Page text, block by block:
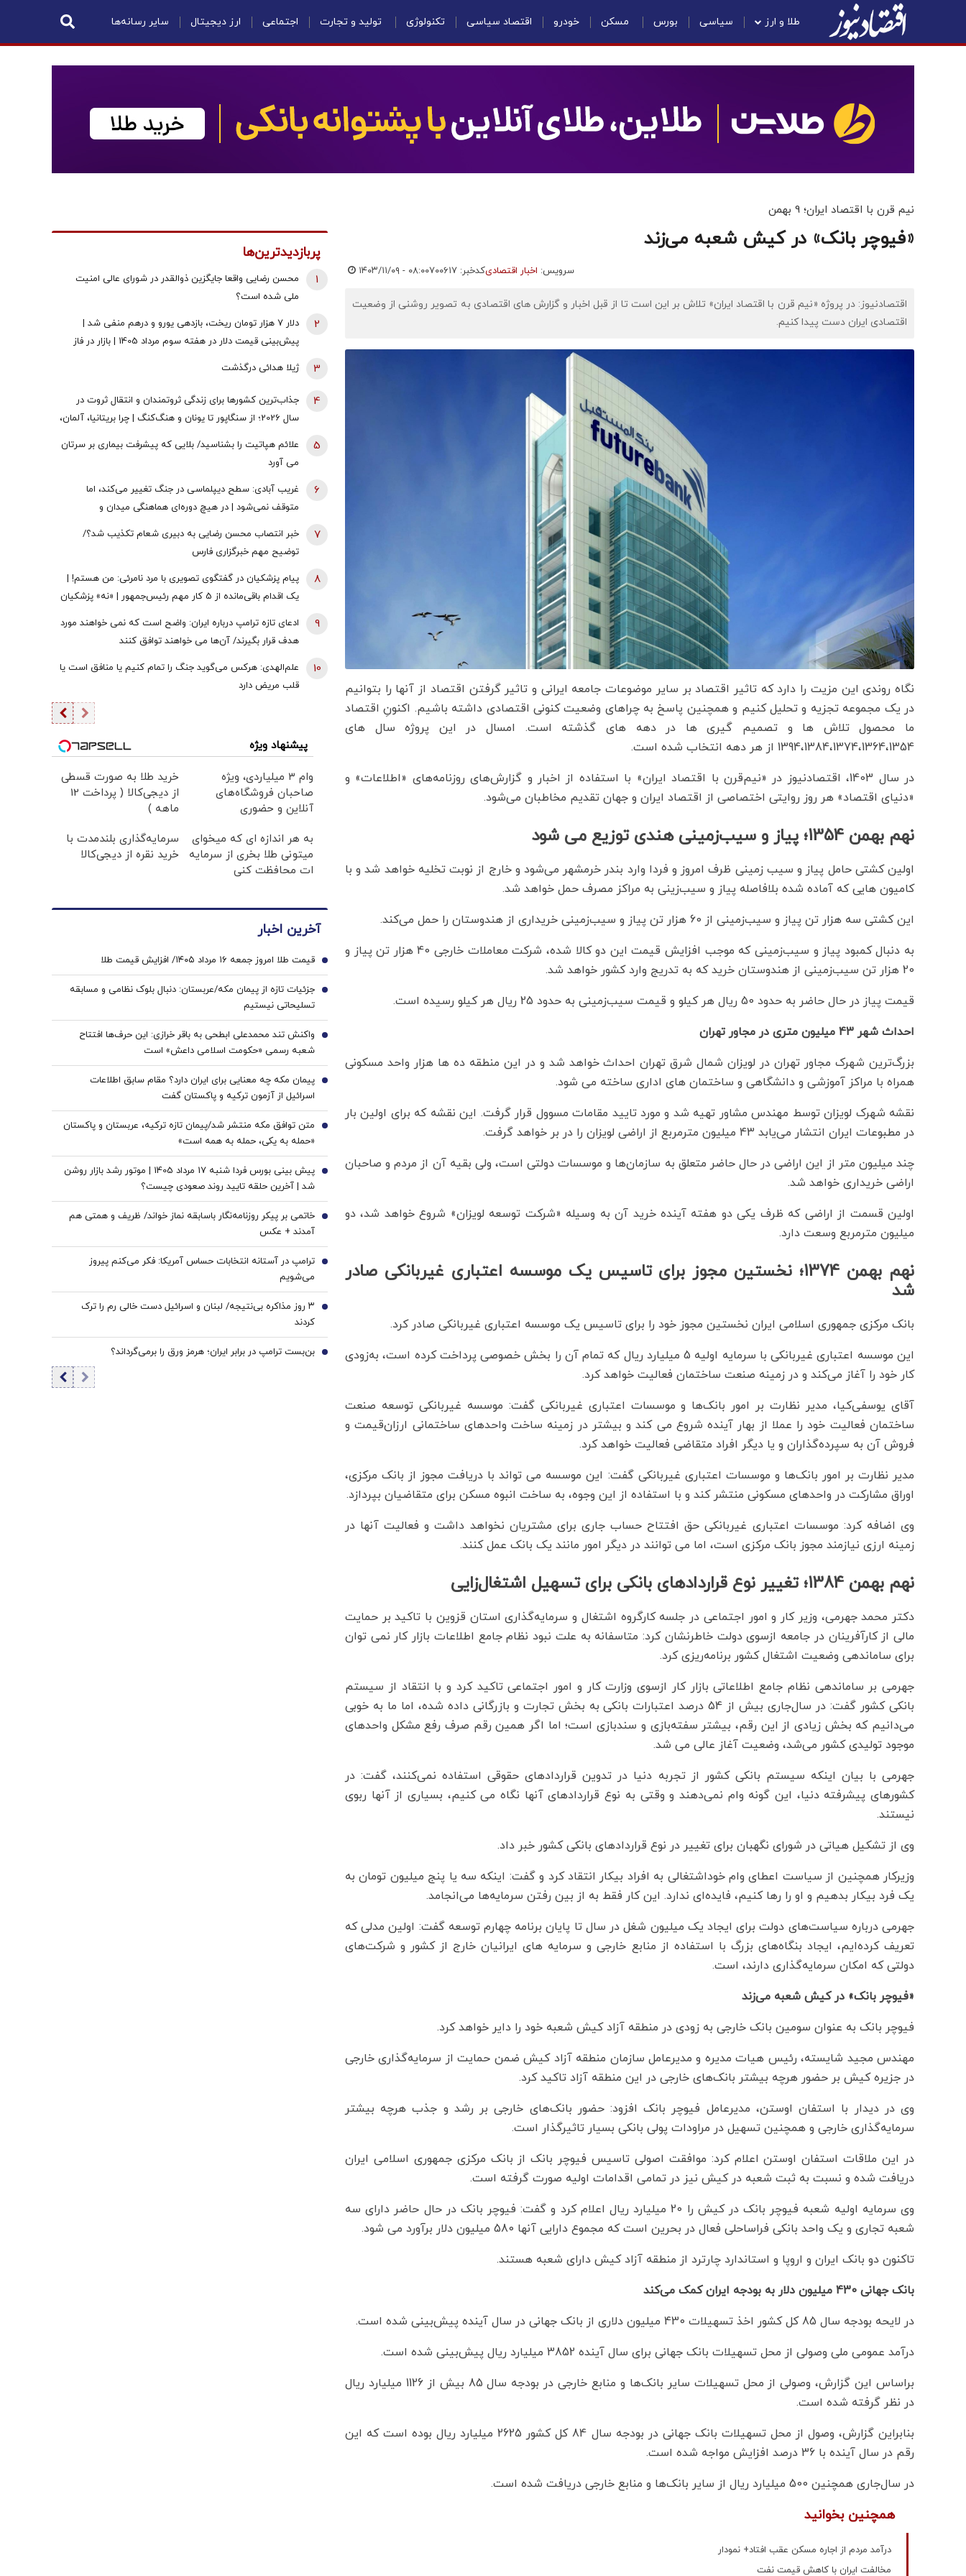
طلا و ارز سیاسی بورس مسکن خودرو اقتصاد سیاسی تکنولوژی تولید و تجارت اجتماعی ارز دیجیتال سایر رسانه‌ها
نیم قرن با اقتصاد ایران؛ 9 بهمن
«فیوچر بانک» در کیش شعبه می‌زند
سرویس: اخبار اقتصادیکدخبر: ۷۰۰۶۱۷ ۱۴۰۳/۱۱/۰۹ - ۰۸:۰۰
اقتصادنیوز: در پروژه «نیم قرن با اقتصاد ایران» تلاش بر این است تا از قبل اخبار و گزارش های اقتصادی به تصویر روشنی از وضعیت
اقتصادی ایران دست پیدا کنیم.
نگاه روندی این مزیت را دارد که تاثیر اقتصاد بر سایر موضوعات جامعه ایرانی و تاثیر گرفتن اقتصاد از آنها را بتوانیم
در یک مجموعه تجزیه و تحلیل کنیم و همچنین پاسخ به چراهای وضعیت کنونی اقتصادی داشته باشیم. اکنونِ اقتصاد
ما محصول تلاش ها و تصمیم گیری ها در دهه های گذشته است. امسال در این پروژه سال های
1394،1384،1374،1364،1354 از هر دهه انتخاب شده است.
در سال 1403، اقتصادنیوز در «نیم‌قرن با اقتصاد ایران» با استفاده از اخبار و گزارش‌های روزنامه‌های «اطلاعات» و
«دنیای اقتصاد» هر روز روایتی اختصاصی از اقتصاد ایران و جهان تقدیم مخاطبان می‌شود.
نهم بهمن 1354؛ پیاز و سیب‌زمینی هندی توزیع می شود
اولین کشتی حامل پیاز و سیب زمینی ظرف امروز و فردا وارد بندر خرمشهر می‌شود و خارج از نوبت تخلیه خواهد شد و با
کامیون هایی که آماده شده بلافاصله پیاز و سیب‌زینی به مراکز مصرف حمل خواهد شد.
این کشتی سه هزار تن پیاز و سیب‌زمینی از 60 هزار تن پیاز و سیب‌زمینی خریداری از هندوستان را حمل می‌کند.
به دنبال کمبود پیاز و سیب‌زمینی که موجب افزایش قیمت این دو کالا شده، شرکت معاملات خارجی 40 هزار تن پیاز و
20 هزار تن سیب‌زمینی از هندوستان خرید که به تدریج وارد کشور خواهد شد.
قیمت پیاز در حال حاضر به حدود 50 ریال هر کیلو و قیمت سیب‌زمینی به حدود 25 ریال هر کیلو رسیده است.
احداث شهر 43 میلیون متری در مجاور تهران
بزرگ‌ترین شهرک مجاور تهران در لویزان شمال شرق تهران احداث خواهد شد و در این منطقه ده ها هزار واحد مسکونی
همراه با مراکز آموزشی و دانشگاهی و ساختمان های اداری ساخته می شود.
نقشه شهرک لویزان توسط مهندس مشاور تهیه شد و مورد تایید مقامات مسوول قرار گرفت. این نقشه که برای اولین بار
در مطبوعات ایران انتشار می‌یابد 43 میلیون مترمربع از اراضی لویزان را در بر خواهد گرفت.
چند میلیون متر از این اراضی در حال حاضر متعلق به سازمان‌ها و موسسات دولتی است، ولی بقیه آن از مردم و صاحبان
اراضی خریداری خواهد شد.
اولین قسمت از اراضی که ظرف یکی دو هفته آینده خرید آن به وسیله «شرکت توسعه لویزان» شروع خواهد شد، دو
میلیون مترمربع وسعت دارد.
نهم بهمن 1374؛ نخستین مجوز برای تاسیس یک موسسه اعتباری غیربانکی صادر
شد
بانک مرکزی جمهوری اسلامی ایران نخستین مجوز خود را برای تاسیس یک موسسه اعتباری غیربانکی صادر کرد.
این موسسه اعتباری غیربانکی با سرمایه اولیه 5 میلیارد ریال که تمام آن را بخش خصوصی پرداخت کرده است، به‌زودی
کار خود را آغاز می‌کند و در زمینه صنعت ساختمان فعالیت خواهد کرد.
آقای یوسفی‌کیا، مدیر نظارت بر امور بانک‌ها و موسسات اعتباری غیربانکی گفت: موسسه غیربانکی توسعه صنعت
ساختمان فعالیت خود را عملا از بهار آینده شروع می کند و بیشتر در زمینه ساخت واحدهای ساختمانی ارزان‌قیمت و
فروش آن به سپرده‌گذاران و یا دیگر افراد متقاضی فعالیت خواهد کرد.
مدیر نظارت بر امور بانک‌ها و موسسات اعتباری غیربانکی گفت: این موسسه می تواند با دریافت مجوز از بانک مرکزی،
اوراق مشارکت در واحدهای مسکونی منتشر کند و با استفاده از این وجوه، به ساخت انبوه مسکن برای متقاضیان بپردازد.
وی اضافه کرد: موسسات اعتباری غیربانکی حق افتتاح حساب جاری برای مشتریان نخواهد داشت و فعالیت آنها در
زمینه ارزی نیازمند مجوز بانک مرکزی است، اما می توانند در دیگر امور مانند یک بانک عمل کنند.
نهم بهمن 1384؛ تغییر نوع قراردادهای بانکی برای تسهیل اشتغال‌زایی
دکتر محمد جهرمی، وزیر کار و امور اجتماعی در جلسه کارگروه اشتغال و سرمایه‌گذاری استان قزوین با تاکید بر حمایت
مالی از کارآفرینان در جامعه ازسوی دولت خاطرنشان کرد: متاسفانه به علت نبود نظام جامع اطلاعات بازار کار نمی توان
برای ساماندهی وضعیت اشتغال کشور برنامه‌ریزی کرد.
جهرمی بر ساماندهی نظام جامع اطلاعاتی بازار کار ازسوی وزارت کار و امور اجتماعی تاکید کرد و با انتقاد از سیستم
بانکی کشور گفت: در سال‌جاری بیش از 54 درصد اعتبارات بانکی به بخش تجارت و بازرگانی داده شده،‌ اما ما به خوبی
می‌دانیم که بخش زیادی از این رقم، بیشتر سفته‌بازی و سندبازی است؛ اما اگر همین رقم صرف رفع مشکل واحدهای
موجود تولیدی کشور می‌شد، وضعیت آغاز عالی می شد.
جهرمی با بیان اینکه سیستم بانکی کشور از تجربه دنیا در تدوین قراردادهای حقوقی استفاده نمی‌کنند، گفت: در
کشورهای پیشرفته دنیا، این گونه وام نمی‌دهند و وقتی به نوع قراردادهای آنها نگاه می کنیم، بسیاری از آنها ربوی
نیستند.
وی از تشکیل هیاتی در شورای نگهبان برای تغییر در نوع قراردادهای بانکی کشور خبر داد.
وزیرکار همچنین از سیاست اعطای وام خوداشتغالی به افراد بیکار انتقاد کرد و گفت: اینکه سه یا پنج میلیون تومان به
یک فرد بیکار بدهیم و او را رها کنیم، فایده‌ای ندارد. این کار فقط به از بین رفتن سرمایه‌ها می‌انجامد.
جهرمی درباره سیاست‌های دولت برای ایجاد یک میلیون شغل در سال تا پایان برنامه چهارم توسعه گفت: اولین مدلی که
تعریف کرده‌ایم، ایجاد بنگاه‌های بزرگ با استفاده از منابع خارجی و سرمایه های ایرانیان خارج از کشور و شرکت‌های
دولتی که امکان سرمایه‌گذاری دارند، است.
«فیوچر بانک» در کیش شعبه می‌زند
فیوچر بانک به عنوان سومین بانک خارجی به زودی در منطقه آزاد کیش شعبه خود را دایر خواهد کرد.
مهندس مجید شایسته، رئیس هیات مدیره و مدیرعامل سازمان منطقه آزاد کیش ضمن حمایت از سرمایه‌گذاری خارجی
در جزیره کیش بر حضور هرچه بیشتر بانک‌های خارجی در این منطقه آزاد تاکید کرد.
وی در دیدار با استفان اوستن، مدیرعامل فیوچر بانک افزود: حضور بانک‌های خارجی بر رشد و جذب هرچه بیشتر
سرمایه‌گذاری خارجی و همچنین تسهیل در مراودات پولی بانکی بسیار تاثیرگذار است.
در این ملاقات استفان اوستن اعلام کرد: موافقت اصولی تاسیس فیوچر بانک از بانک مرکزی جمهوری اسلامی ایران
دریافت شده و نسبت به ثبت شعبه در کیش نیز در تمامی اقدامات اولیه صورت گرفته است.
وی سرمایه اولیه شعبه فیوچر بانک در کیش را 20 میلیارد ریال اعلام کرد و گفت: فیوچر بانک در حال حاضر دارای سه
شعبه تجاری و یک واحد بانکی فراساحلی فعال در بحرین است که مجموع دارایی‌ آنها 580 میلیون دلار برآورد می شود.
تاکنون دو بانک ایران و اروپا و استاندارد چارترد از منطقه آزاد کیش دارای شعبه هستند.
بانک جهانی 430 میلیون دلار به بودجه ایران کمک می‌کند
در لایحه بودجه سال 85 کل کشور اخذ تسهیلات 430 میلیون دلاری از بانک جهانی در سال آینده پیش‌بینی شده است.
درآمد عمومی ملی وصولی از محل تسهیلات بانک جهانی برای سال آینده 3852 میلیارد ریال پیش‌بینی شده است.
براساس این گزارش، وصولی از محل تسهیلات سایر بانک‌ها و منابع خارجی در بودجه سال 85 بیش از 1126 میلیارد ریال
در نظر گرفته شده است.
بنابراین گزارش، وصول از محل تسهیلات بانک جهانی در بودجه سال 84 کل کشور 2625 میلیارد ریال بوده است که این
رقم در سال آینده با 36 درصد افزایش مواجه شده است.
در سال‌جاری همچنین 500 میلیارد ریال از سایر بانک‌ها و منابع خارجی دریافت شده است.
همچنین بخوانید
درآمد مردم از اجاره مسکن عقب افتاد+ نمودار
مخالفت ایران با کاهش قیمت نفت
پربازدیدترین‌ها
محسن رضایی واقعا جایگزین ذوالقدر در شورای عالی امنیت
ملی شده است؟
1
دلار ۷ هزار تومان ریخت، بازدهی یورو و درهم منفی شد |
پیش‌بینی قیمت دلار در هفته سوم مرداد 1405 | بازار در فاز
2
ژیلا هدائی درگذشت 3
جذاب‌ترین کشورها برای زندگی ثروتمندان و انتقال ثروت در
سال 2026؛ از سنگاپور تا یونان و هنگ‌کنگ | چرا بریتانیا، آلمان،
هستند؟
4
علائم هپاتیت را بشناسید/ بلایی که پیشرفت بیماری بر سرتان
می آورد
5
غریب آبادی: سطح دیپلماسی در جنگ تغییر می‌کند، اما
متوقف نمی‌شود | در هیچ دوره‌ای هماهنگی میدان و
ادبیاتمان در زمان صلح باشد؟
6
خبر انتصاب محسن رضایی به دبیری شعام تکذیب شد؟/
توضیح مهم خبرگزاری فارس
7
پیام پزشکیان در گفتگوی تصویری با مرد نامرئی: من هستم! |
یک اقدام باقی‌مانده از 5 کار مهم رئیس‌جمهور | «نه» پزشکیان
8
ادعای تازه ترامپ درباره ایران: واضح است که نمی خواهند مورد
هدف قرار بگیرند/ آن‌ها می خواهند توافق کنند
9
علم‌الهدی: هرکس می‌گوید جنگ را تمام کنیم یا منافق است یا
قلب مریض دارد
10
پیشنهاد ویژه
وام ۳ میلیاردی، ویژه
صاحبان فروشگاه‌های
آنلاین و حضوری
خرید طلا به صورت قسطی
از دیجی‌کالا ( پرداخت 12
ماهه )
به هر اندازه ای که میخوای
میتونی طلا بخری از سرمایه
ات محافظت کنی
سرمایه‌گذاری بلندمدت با
خرید نقره از دیجی‌کالا
آخرین اخبار
قیمت طلا امروز جمعه ۱۶ مرداد ۱۴۰۵/ افزایش قیمت طلا 1
جزئیات تازه از پیمان مکه/عربستان: دنبال بلوک نظامی و مسابقه
تسلیحاتی نیستیم
2
واکنش تند محمدعلی ابطحی به باقر خرازی: این حرف‌ها افتتاح
شعبه رسمی «حکومت اسلامی داعش» است
3
پیمان مکه چه معنایی برای ایران دارد؟ مقام سابق اطلاعات
اسرائیل از آزمون ترکیه و پاکستان گفت
4
متن توافق مکه منتشر شد/پیمان تازه ترکیه، عربستان و پاکستان
«حمله به یکی، حمله به همه است»
5
پیش بینی بورس فردا شنبه 17 مرداد 1405 | موتور رشد بازار روشن
شد | آخرین حلقه تایید روند صعودی چیست؟
6
خاتمی بر پیکر روزنامه‌نگار باسابقه نماز خواند/ ظریف و همتی هم
آمدند + عکس
7
ترامپ در آستانه انتخابات حساس آمریکا: فکر می‌کنم پیروز
می‌شویم
8
۳ روز مذاکره بی‌نتیجه/ لبنان و اسرائیل دست خالی رم را ترک
کردند
9
بن‌بست ترامپ در برابر ایران؛ هرمز ورق را برمی‌گرداند؟ 10